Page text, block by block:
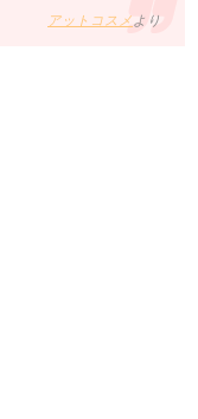
アットコスメ より